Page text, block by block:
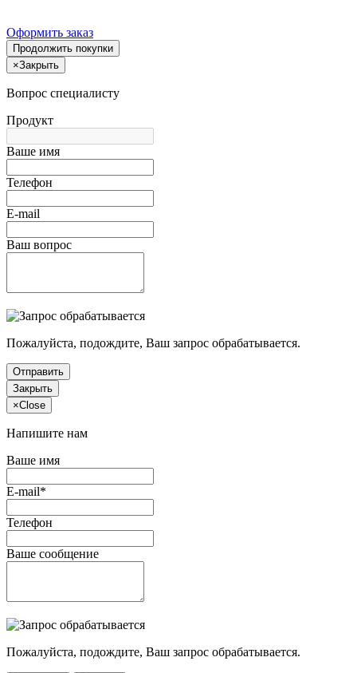
Оформить заказ
Продолжить покупки
×Закрыть
Вопрос специалисту
Продукт
Ваше имя
Телефон
E-mail
Ваш вопрос
Пожалуйста, подождите, Ваш запрос обрабатывается.
Отправить
Закрыть
×Close
Напишите нам
Ваше имя
E-mail*
Телефон
Ваше сообщение
Пожалуйста, подождите, Ваш запрос обрабатывается.